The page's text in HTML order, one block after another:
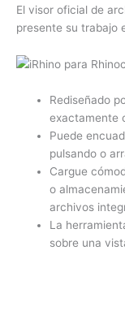
El visor oficial de
presente su trabajo
Rediseñado
exactamente
Puede
pulsando o
Cargue
o
archivos
La
sobre una